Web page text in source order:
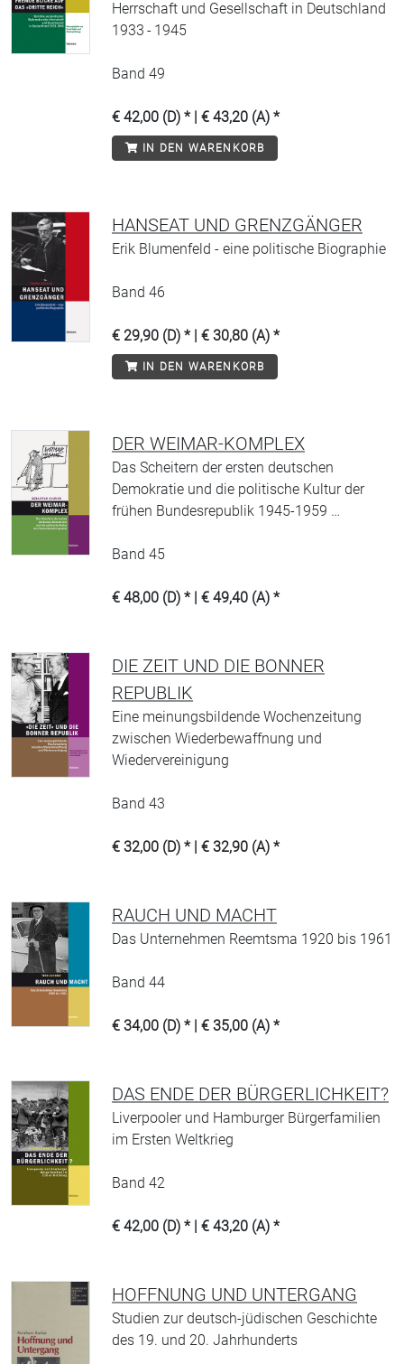
Herrschaft und Gesellschaft in Deutschland
1933 - 1945
Band 49
€ 42,00 (D) * | € 43,20 (A) *
IN DEN WARENKORB
HANSEAT UND GRENZGÄNGER
Erik Blumenfeld - eine politische Biographie
Band 46
€ 29,90 (D) * | € 30,80 (A) *
IN DEN WARENKORB
DER WEIMAR-KOMPLEX
Das Scheitern der ersten deutschen
Demokratie und die politische Kultur der
frühen Bundesrepublik 1945-1959 …
Band 45
€ 48,00 (D) * | € 49,40 (A) *
DIE ZEIT UND DIE BONNER
REPUBLIK
Eine meinungsbildende Wochenzeitung
zwischen Wiederbewaffnung und
Wiedervereinigung
Band 43
€ 32,00 (D) * | € 32,90 (A) *
RAUCH UND MACHT
Das Unternehmen Reemtsma 1920 bis 1961
Band 44
€ 34,00 (D) * | € 35,00 (A) *
DAS ENDE DER BÜRGERLICHKEIT?
Liverpooler und Hamburger Bürgerfamilien
im Ersten Weltkrieg
Band 42
€ 42,00 (D) * | € 43,20 (A) *
HOFFNUNG UND UNTERGANG
Studien zur deutsch-jüdischen Geschichte
des 19. und 20. Jahrhunderts